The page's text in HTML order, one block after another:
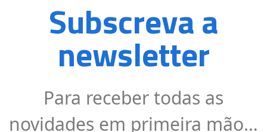
Subscreva a
newsletter
Para receber todas as
novidades em primeira mão…